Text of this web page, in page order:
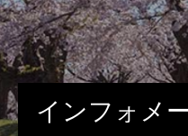
インフォメ